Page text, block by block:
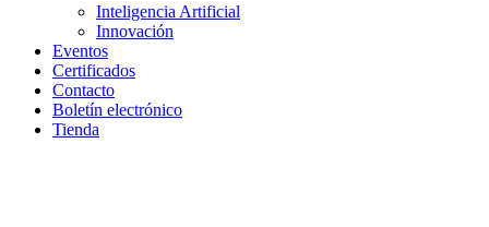
Inteligencia Artificial
Innovación
Eventos
Certificados
Contacto
Boletín electrónico
Tienda